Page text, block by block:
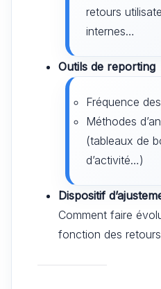
retours
internes…
Outils de reporting
Fréquence
Méthodes
(tableaux de
d’activité…)
Dispositif
Comment faire
fonction des